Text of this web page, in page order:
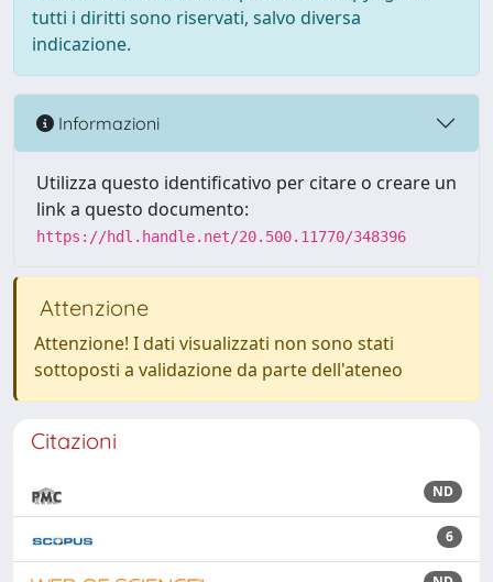
tutti i diritti sono riservati, salvo diversa
indicazione.
Informazioni
Utilizza questo identificativo per citare o creare un
link a questo documento:
https://hdl.handle.net/20.500.11770/348396
Attenzione
Attenzione! I dati visualizzati non sono stati
sottoposti a validazione da parte dell'ateneo
Citazioni
ND
6